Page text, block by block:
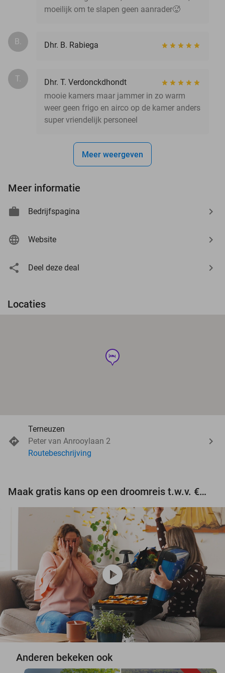
moeilijk om te slapen geen aanrader🥵
B. Dhr. B. Rabiega
T.
Dhr. T. Verdonckdhondt
mooie kamers maar jammer in zo warm
weer geen frigo en airco op de kamer anders
super vriendelijk personeel
Meer weergeven
Meer informatie
Bedrijfspagina
Website
Deel deze deal
Locaties
hotel
Terneuzen
Peter van Anrooylaan 2
Routebeschrijving
Maak gratis kans op een droomreis t.w.v. €3.000!
play_circle
Anderen bekeken ook